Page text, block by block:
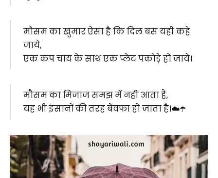
मौसम का खुमार ऐसा है कि दिल बस यही कहे
जाये,
एक कप चाय के साथ एक प्लेट पकोड़े हो जाये।
मौसम का मिजाज समझ में नही आता है,
यह भी इंसानों की तरह बेवफा हो जाता है।☁️☂️